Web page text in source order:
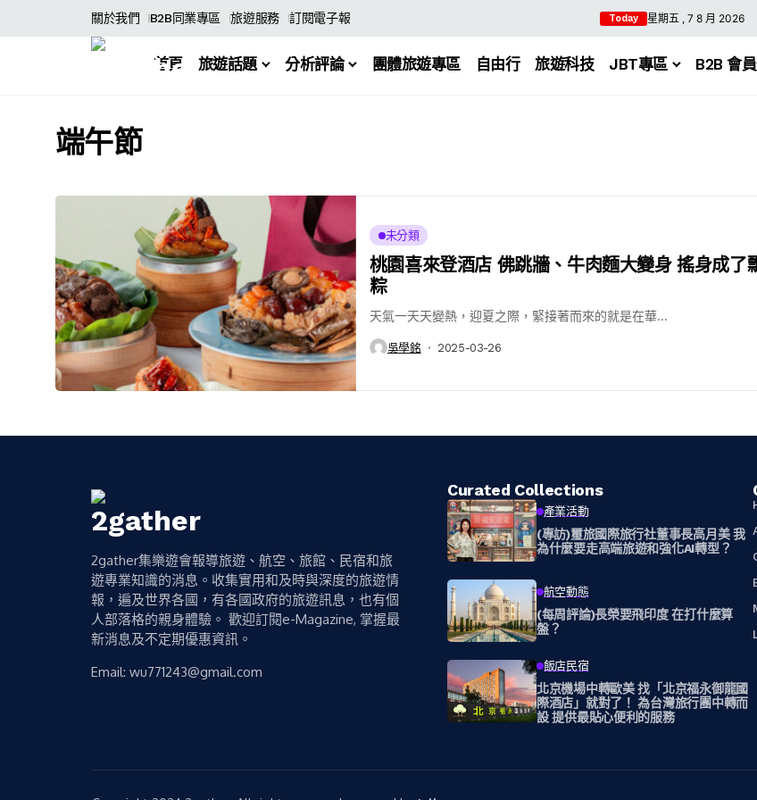
關於我們 B2B同業專區 旅遊服務 訂閱電子報 Today 星期五 , 7 8 月 2026
首頁 旅遊話題 分析評論 團體旅遊專區 自由行 旅遊科技 JBT專區 B2B 會
端午節
未分類
桃園喜來登酒店 佛跳牆、牛肉麵大變身 搖身成了
粽
天氣一天天變熱，迎夏之際，緊接著而來的就是在華...
吳學銘 2025-03-26
2gather集樂遊會報導旅遊、航空、旅館、民宿和旅
遊專業知識的消息。收集實用和及時與深度的旅遊情
報，遍及世界各國，有各國政府的旅遊訊息，也有個
人部落格的親身體驗。 歡迎訂閱e-Magazine, 掌握最
新消息及不定期優惠資訊。
Email: wu771243@gmail.com
Curated Collections
產業活動
(專訪)璽旅國際旅行社董事長高月美 我
為什麼要走高端旅遊和強化AI轉型？
航空動態
(每周評論)長榮要飛印度 在打什麼算
盤？
飯店民宿
北京機場中轉歐美 找「北京福永御龍國
際酒店」就對了！ 為台灣旅行團中轉而
設 提供最貼心便利的服務